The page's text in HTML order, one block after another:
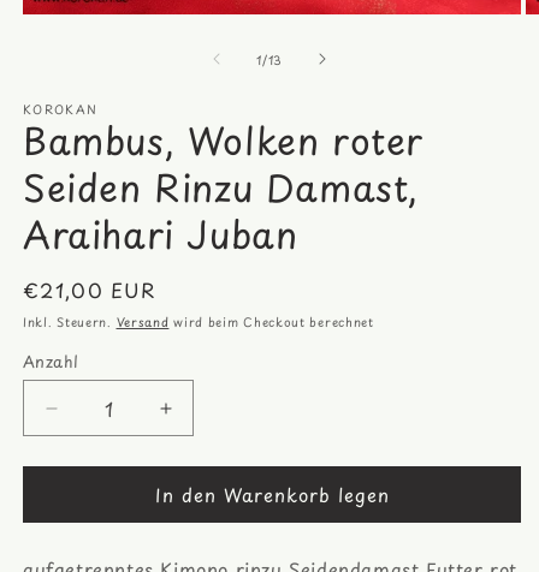
1/von
13
KOROKAN
Bambus, Wolken roter
Seiden Rinzu Damast,
Araihari Juban
Normaler
Preis
€21,00 EUR
Inkl. Steuern. Versand wird beim Checkout berechnet
Anzahl
Anzahl
Verringere
die
Menge
Bambus,
Erhöhe
die
Menge
für
Bambus,
In den Warenkorb legen